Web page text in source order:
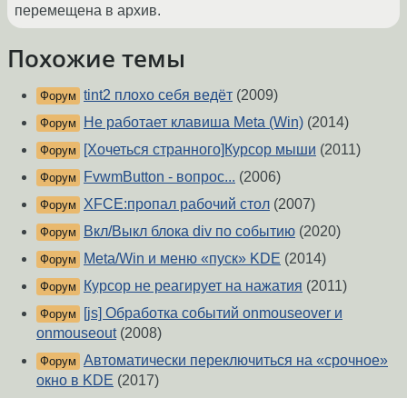
перемещена в архив.
Похожие темы
Форум tint2 плохо себя ведёт (2009)
Форум Не работает клавиша Meta (Win) (2014)
Форум [Хочеться странного]Курсор мыши (2011)
Форум FvwmButton - вопрос... (2006)
Форум XFCE:пропал рабочий стол (2007)
Форум Вкл/Выкл блока div по событию (2020)
Форум Meta/Win и меню «пуск» KDE (2014)
Форум Курсор не реагирует на нажатия (2011)
Форум
[js] Обработка событий onmouseover и
onmouseout(2008)
Форум Автоматически переключиться на «срочное»
окно в KDE (2017)